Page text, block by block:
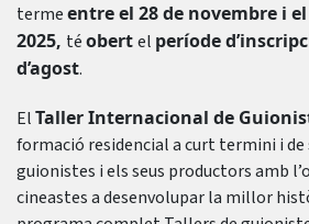
termeentre el 28 de novembre i
2025, téobertel període
d’agost.
ElTaller Internacional de
formació residencial a curt termini i de
guionistes i els seus productors amb
cineastes a desenvolupar la millor